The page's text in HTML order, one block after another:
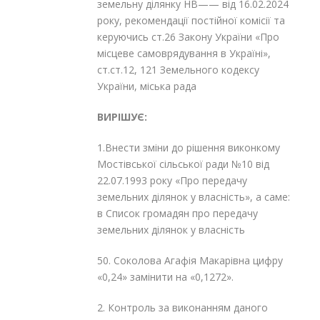
земельну ділянку НВ—— від 16.02.2024
року, рекомендації постійної комісії та
керуючись ст.26 Закону України «Про
місцеве самоврядування в Україні»,
ст.ст.12, 121 Земельного кодексу
України, міська рада
ВИРІШУЄ:
1.Внести зміни до рішення виконкому
Мостівської сільської ради №10 від
22.07.1993 року «Про передачу
земельних ділянок у власність», а саме:
в Список громадян про передачу
земельних ділянок у власність
50. Соколова Агафія Макарівна цифру
«0,24» замінити на «0,1272».
2. Контроль за виконанням даного